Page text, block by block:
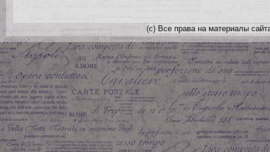
(с) Все права на материалы